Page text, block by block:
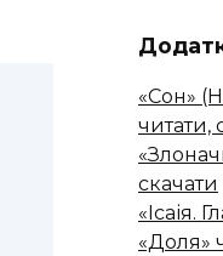
«Сон»
читати,
скачати
«Ісаія.
«Доля»